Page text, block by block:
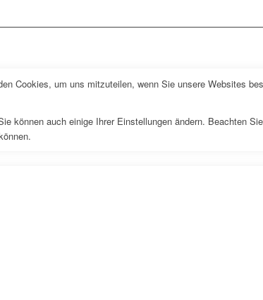
Cookies, um uns mitzuteilen, wenn Sie unsere Websites
können auch einige Ihrer Einstellungen ändern. Beachten